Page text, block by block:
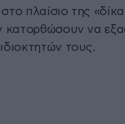
πλαίσιο της
κατορθώσουν να
τους.